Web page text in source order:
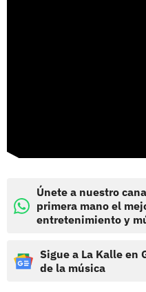
Únete a nuestro
primera mano el
entretenimiento y
Sigue a La Kalle en
de la música